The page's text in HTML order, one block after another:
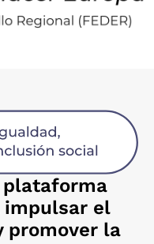
plataforma
impulsar el
promover la